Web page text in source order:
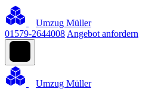
Umzug Müller
01579-2644008 Angebot anfordern
Umzug Müller